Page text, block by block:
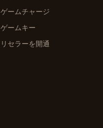
ゲームチャージ
ゲームキー
リセラーを開通